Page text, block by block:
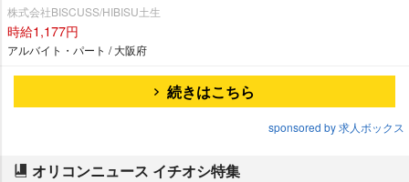
株式会社BISCUSS/HIBISU土生
時給1,177円
アルバイト・パート / 大阪府
続きはこちら
sponsored by 求人ボックス
オリコンニュース イチオシ特集